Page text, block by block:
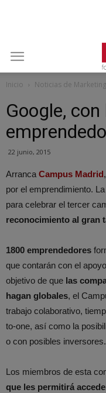
Inicio Noticias de Marketing
Google, con
22 junio, 2015
Arranca Campus Madrid
por el emprendimiento.
para celebrar el tercer
reconocimiento al gran
1800 emprendedores
que contarán con el
objetivo de que las
hagan globales, el
trabajo colaborativo,
to-one, así como la
o con posibles inversores.
Los miembros de esta
que les permitirá